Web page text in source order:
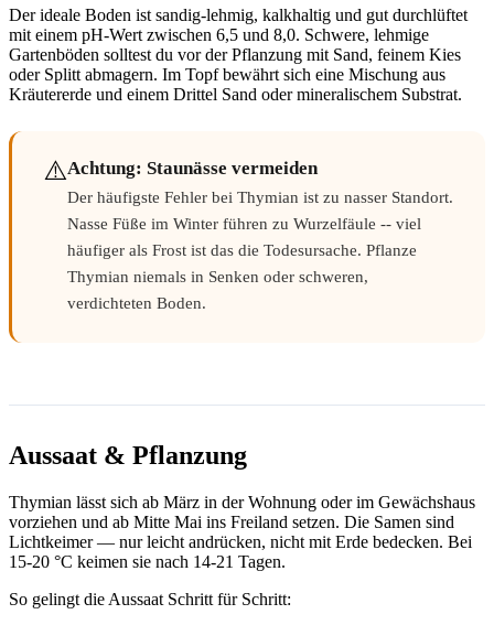
Der ideale Boden ist sandig-lehmig, kalkhaltig und gut durchlüftet
mit einem pH-Wert zwischen 6,5 und 8,0. Schwere, lehmige
Gartenböden solltest du vor der Pflanzung mit Sand, feinem Kies
oder Splitt abmagern. Im Topf bewährt sich eine Mischung aus
Kräutererde und einem Drittel Sand oder mineralischem Substrat.
⚠️Achtung: Staunässe vermeiden
Der häufigste Fehler bei Thymian ist zu nasser Standort.
Nasse Füße im Winter führen zu Wurzelfäule -- viel
häufiger als Frost ist das die Todesursache. Pflanze
Thymian niemals in Senken oder schweren,
verdichteten Boden.
Aussaat & Pflanzung
Thymian lässt sich ab März in der Wohnung oder im Gewächshaus
vorziehen und ab Mitte Mai ins Freiland setzen. Die Samen sind
Lichtkeimer — nur leicht andrücken, nicht mit Erde bedecken. Bei
15-20 °C keimen sie nach 14-21 Tagen.
So gelingt die Aussaat Schritt für Schritt: